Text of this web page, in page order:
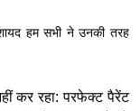
हम सभी ने उनकी तरह
कर रहा: परफेक्ट पैरेंट